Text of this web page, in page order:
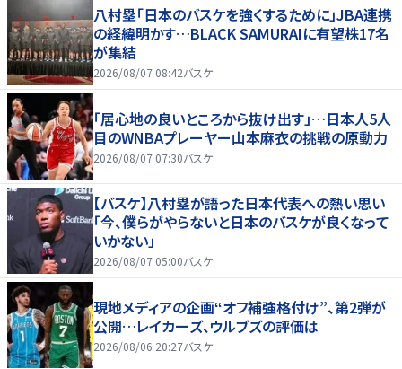
八村塁「日本のバスケを強くするために」JBA連携
の経緯明かす…BLACK SAMURAIに有望株17名
が集結
2026/08/07 08:42バスケ
「居心地の良いところから抜け出す」…日本人5人
目のWNBAプレーヤー山本麻衣の挑戦の原動力
2026/08/07 07:30バスケ
【バスケ】八村塁が語った日本代表への熱い思い
「今、僕らがやらないと日本のバスケが良くなって
いかない」
2026/08/07 05:00バスケ
現地メディアの企画“オフ補強格付け”、第2弾が
公開…レイカーズ、ウルブズの評価は
2026/08/06 20:27バスケ